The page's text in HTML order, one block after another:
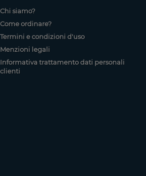
Chi siamo?
Come ordinare?
Termini e condizioni d'uso
Menzioni legali
Informativa trattamento dati personali
clienti